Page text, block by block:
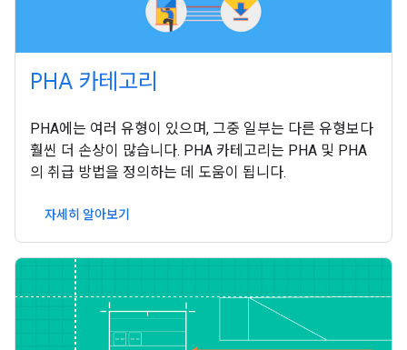
PHA 카테고리
PHA에는 여러 유형이 있으며, 그중 일부는 다른 유형보다
훨씬 더 손상이 많습니다. PHA 카테고리는 PHA 및 PHA
의 취급 방법을 정의하는 데 도움이 됩니다.
자세히 알아보기